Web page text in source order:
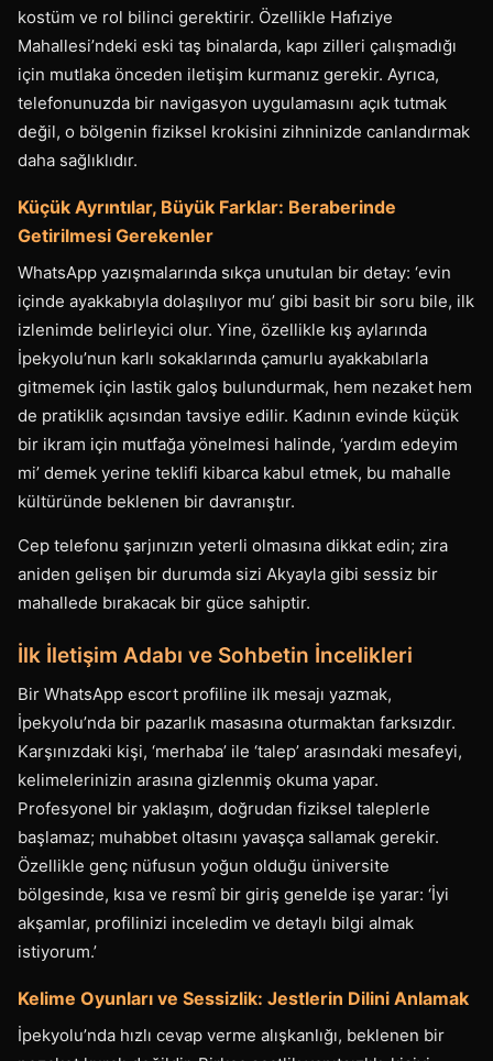
kostüm ve rol bilinci gerektirir. Özellikle Hafıziye
Mahallesi’ndeki eski taş binalarda, kapı zilleri çalışmadığı
için mutlaka önceden iletişim kurmanız gerekir. Ayrıca,
telefonunuzda bir navigasyon uygulamasını açık tutmak
değil, o bölgenin fiziksel krokisini zihninizde canlandırmak
daha sağlıklıdır.
Küçük Ayrıntılar, Büyük Farklar: Beraberinde
Getirilmesi Gerekenler
WhatsApp yazışmalarında sıkça unutulan bir detay: ‘evin
içinde ayakkabıyla dolaşılıyor mu’ gibi basit bir soru bile, ilk
izlenimde belirleyici olur. Yine, özellikle kış aylarında
İpekyolu’nun karlı sokaklarında çamurlu ayakkabılarla
gitmemek için lastik galoş bulundurmak, hem nezaket hem
de pratiklik açısından tavsiye edilir. Kadının evinde küçük
bir ikram için mutfağa yönelmesi halinde, ‘yardım edeyim
mi’ demek yerine teklifi kibarca kabul etmek, bu mahalle
kültüründe beklenen bir davranıştır.
Cep telefonu şarjınızın yeterli olmasına dikkat edin; zira
aniden gelişen bir durumda sizi Akyayla gibi sessiz bir
mahallede bırakacak bir güce sahiptir.
İlk İletişim Adabı ve Sohbetin İncelikleri
Bir WhatsApp escort profiline ilk mesajı yazmak,
İpekyolu’nda bir pazarlık masasına oturmaktan farksızdır.
Karşınızdaki kişi, ‘merhaba’ ile ‘talep’ arasındaki mesafeyi,
kelimelerinizin arasına gizlenmiş okuma yapar.
Profesyonel bir yaklaşım, doğrudan fiziksel taleplerle
başlamaz; muhabbet oltasını yavaşça sallamak gerekir.
Özellikle genç nüfusun yoğun olduğu üniversite
bölgesinde, kısa ve resmî bir giriş genelde işe yarar: ‘İyi
akşamlar, profilinizi inceledim ve detaylı bilgi almak
istiyorum.’
Kelime Oyunları ve Sessizlik: Jestlerin Dilini Anlamak
İpekyolu’nda hızlı cevap verme alışkanlığı, beklenen bir